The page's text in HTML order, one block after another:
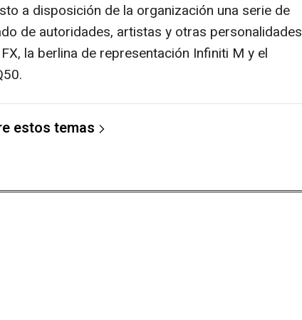
a disposición de la organización una serie de
de autoridades, artistas y otras personalidades
la berlina de representación Infiniti M y el
estos temas